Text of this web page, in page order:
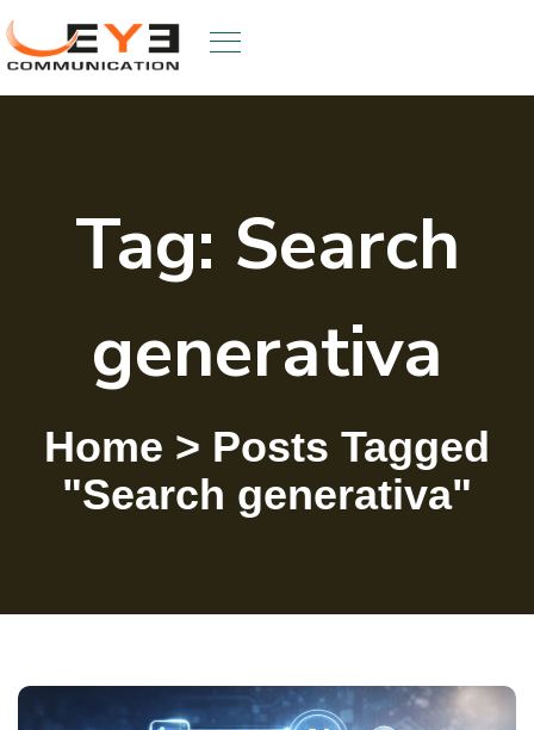
Skip
to
Tag: Search
generativa
Home > Posts Tagged
"Search generativa"